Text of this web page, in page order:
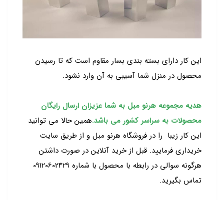
این کار دارای بسته بندی بسار مقاوم است که تا رسیدن
محصول در منزل شما آسیبی به آن وارد نشود.
هدیه مجموعه هرنو مبل به شما عزیزان ارسال رایگان
محصولات به سراسر کشور می باشد.همین حالا می توانید
این کار زیبا را در فروشگاه هرنو مبل و از طریق سایت
خریداری فرمایید. قبل از خرید آنلاین در صورت داشتن
هرگونه سوالی در رابطه با محصول با شماره 09120602429
تماس بگیرید.